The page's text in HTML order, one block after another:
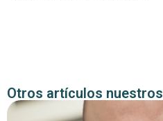
Otros artículos nuestros